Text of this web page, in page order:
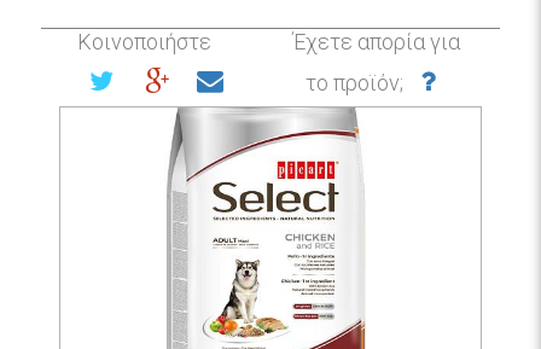
Κοινοποιήστε
Έχετε απορία για
το προϊόν;